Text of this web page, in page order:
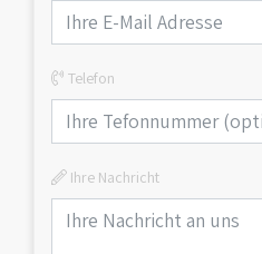
Telefon
Ihre Nachricht